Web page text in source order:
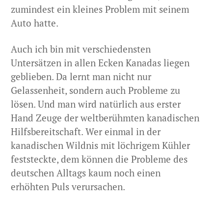
zumindest ein kleines Problem mit seinem
Auto hatte.
Auch ich bin mit verschiedensten
Untersätzen in allen Ecken Kanadas liegen
geblieben. Da lernt man nicht nur
Gelassenheit, sondern auch Probleme zu
lösen. Und man wird natürlich aus erster
Hand Zeuge der weltberühmten kanadischen
Hilfsbereitschaft. Wer einmal in der
kanadischen Wildnis mit löchrigem Kühler
feststeckte, dem können die Probleme des
deutschen Alltags kaum noch einen
erhöhten Puls verursachen.